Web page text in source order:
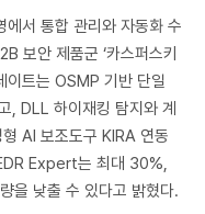
서 통합 관리와 자동화 수
보안 제품군 ‘카스퍼스키
이트는 OSMP 기반 단일
, DLL 하이재킹 탐지와 계
AI 보조도구 KIRA 연동
Expert는 최대 30%,
을 낮출 수 있다고 밝혔다.